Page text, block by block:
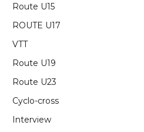
Route U15
ROUTE U17
VTT
Route U19
Route U23
Cyclo-cross
Interview